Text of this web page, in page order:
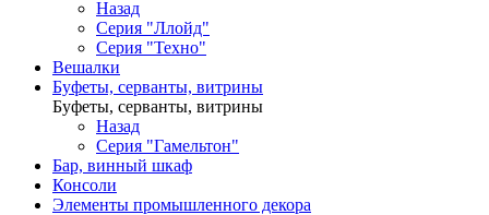
Назад
Серия "Ллойд"
Серия "Техно"
Вешалки
Буфеты, серванты, витрины
Буфеты, серванты, витрины
Назад
Серия "Гамельтон"
Бар, винный шкаф
Консоли
Элементы промышленного декора